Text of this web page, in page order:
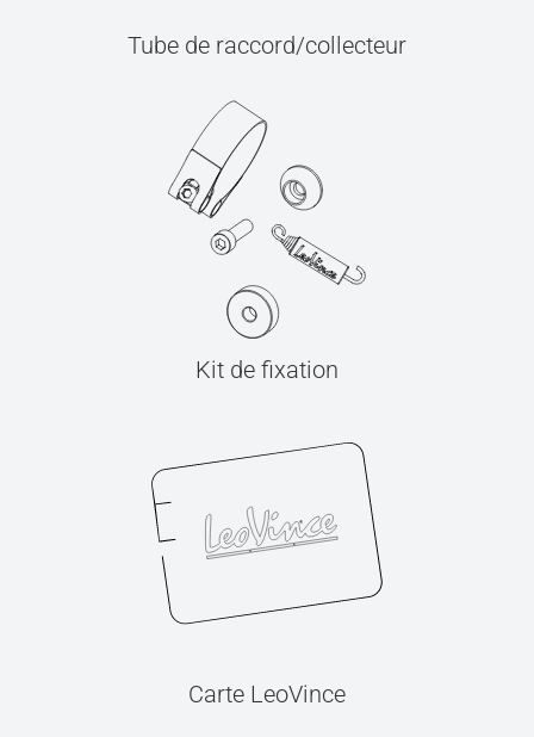
Tube de raccord/collecteur
Kit de fixation
Carte LeoVince